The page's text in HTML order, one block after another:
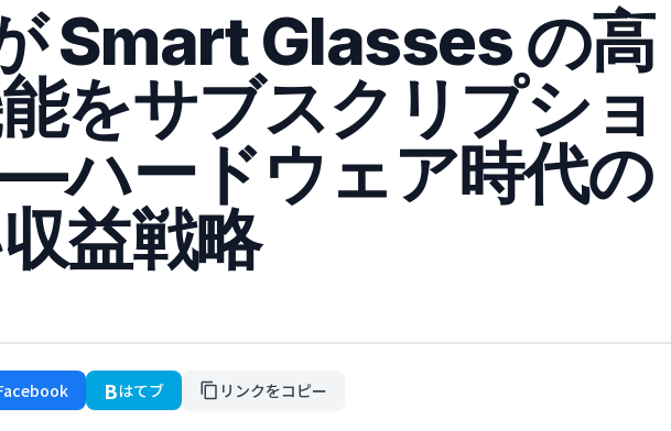
Smart Glasses の高
をサブスクリプショ
ハードウェア時代の
益戦略
Bはてブ リンクをコピー